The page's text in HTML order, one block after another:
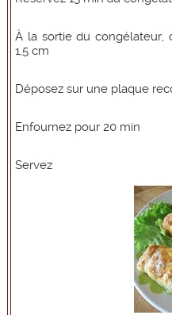
À la sortie du
1,5 cm
Déposez sur une plaque
Enfournez pour 20 min
Servez